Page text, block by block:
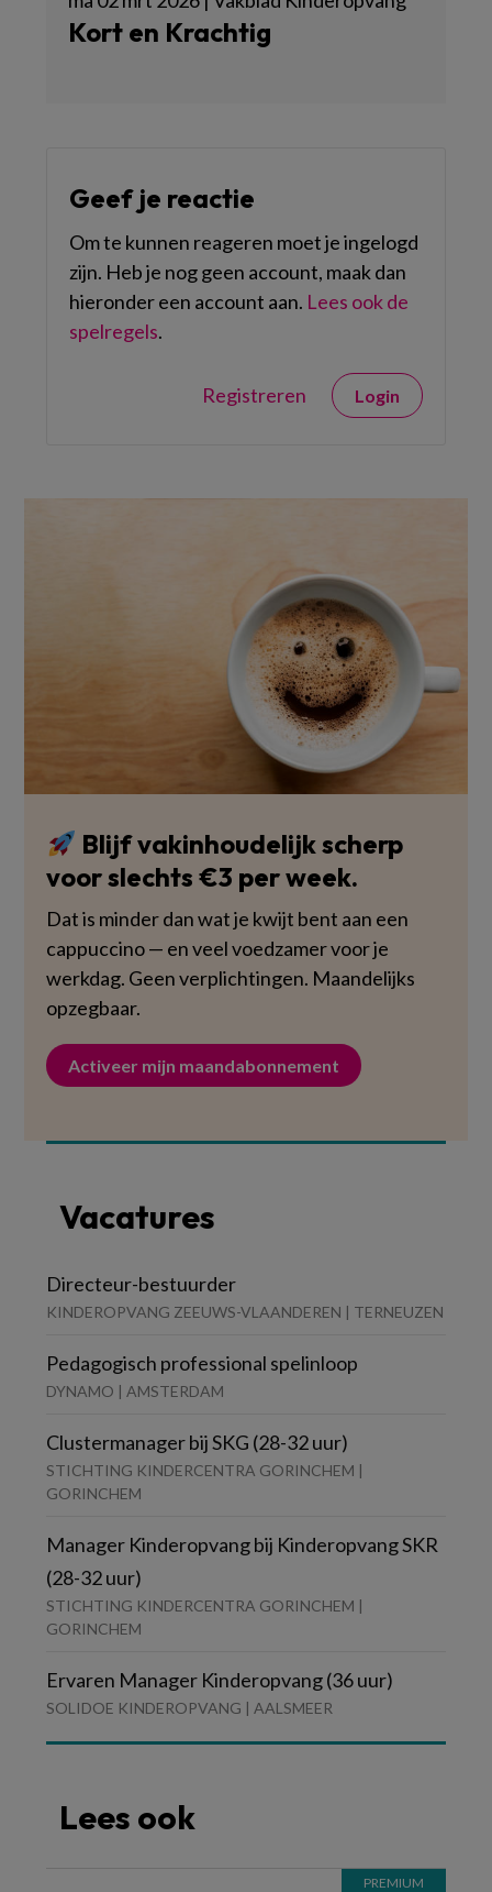
Kort en Krachtig
Geef je reactie
Om te kunnen reageren moet je ingelogd
zijn. Heb je nog geen account, maak dan
hieronder een account aan. Lees ook de
spelregels.
Registreren Login
Blijf vakinhoudelijk scherp
voor slechts €3 per week.
Dat is minder dan wat je kwijt bent aan een
cappuccino — en veel voedzamer voor je
werkdag. Geen verplichtingen. Maandelijks
opzegbaar.
Activeer mijn maandabonnement
Vacatures
Directeur-bestuurder
KINDEROPVANG ZEEUWS-VLAANDEREN | TERNEUZEN
Pedagogisch professional spelinloop
DYNAMO | AMSTERDAM
Clustermanager bij SKG (28-32 uur)
STICHTING KINDERCENTRA GORINCHEM |
GORINCHEM
Manager Kinderopvang bij Kinderopvang SKR
(28-32 uur)
STICHTING KINDERCENTRA GORINCHEM |
GORINCHEM
Ervaren Manager Kinderopvang (36 uur)
SOLIDOE KINDEROPVANG | AALSMEER
Lees ook